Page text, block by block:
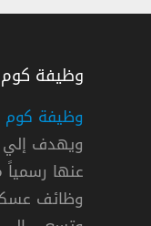
لرعاية الأيتام
وظيفة كوم
وظيفة كوم
ويهدف إلي
عنها
وظائف